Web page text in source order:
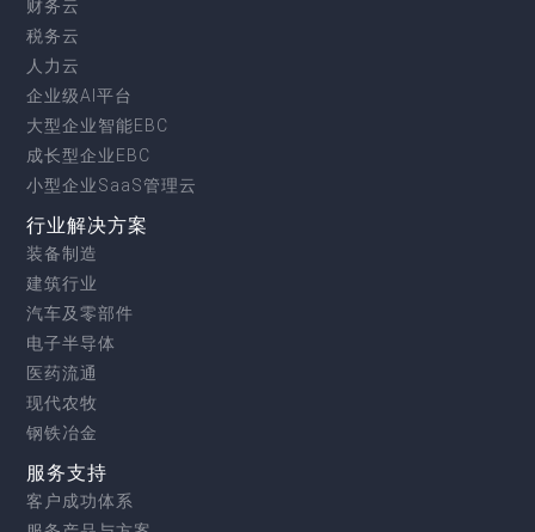
财务云
税务云
人力云
企业级AI平台
大型企业智能EBC
成长型企业EBC
小型企业SaaS管理云
行业解决方案
装备制造
建筑行业
汽车及零部件
电子半导体
医药流通
现代农牧
钢铁冶金
服务支持
客户成功体系